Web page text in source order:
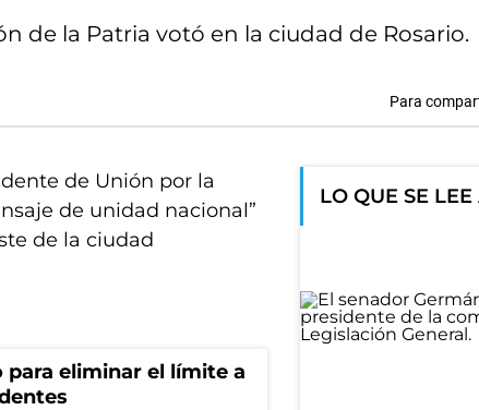
de la Patria votó en la ciudad de Rosario.
Para
de Unión por la
de unidad nacional”
de la ciudad
eliminar el límite a
LO QUE SE